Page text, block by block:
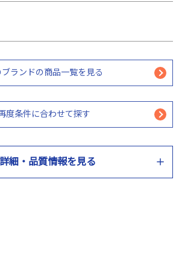
ブランドの商品一覧を見る
度条件に合わせて探す
細・品質情報を見る